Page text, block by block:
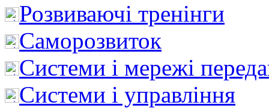
Розвиваючі тренінги
Саморозвиток
Системи і мережі
Системи і управління